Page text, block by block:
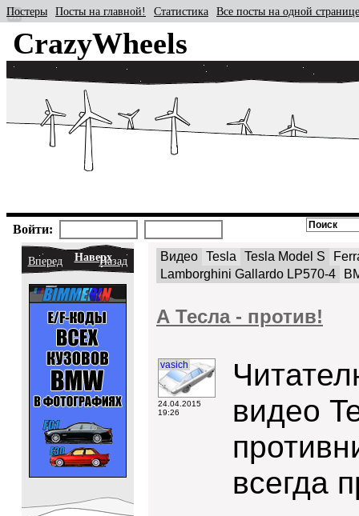
CrazyWheels
Постеры Посты на главной! Статистика Все посты на одной странице
Войти:
Вперед НаверхНазад Видео Tesla Tesla Model S
Lamborghini Gallardo LP570-4
А Тесла - против!
vasich
24.04.2015
19:26
видео
всегда